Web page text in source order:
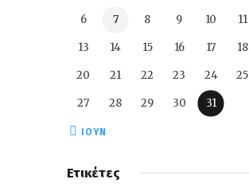
6 7 8 9 10 11
13 14 15 16 17 18
20 21 22 23 24 25
27 28 29 30 31
« ΙΟΎΝ
Ετικέτες